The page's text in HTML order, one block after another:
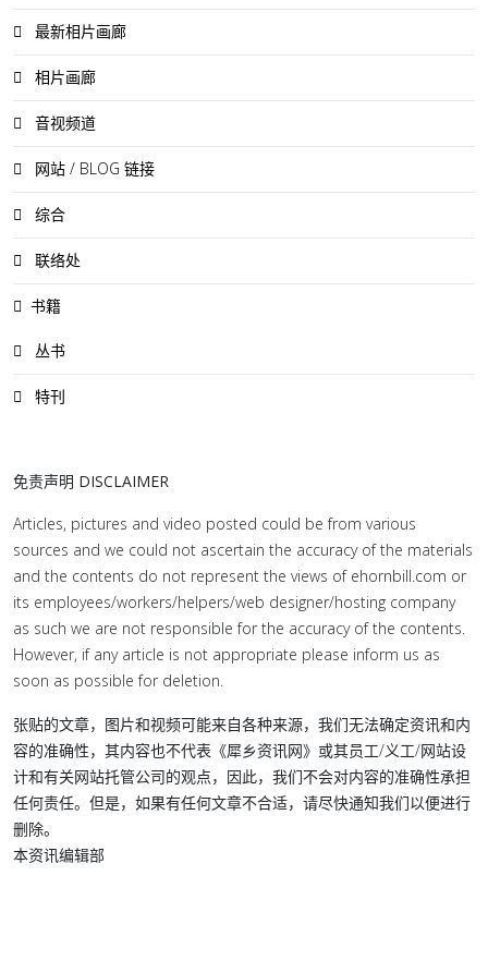
最新相片画廊
相片画廊
音视频道
网站 / BLOG 链接
综合
联络处
书籍
丛书
特刊
免责声明 DISCLAIMER
Articles, pictures and video posted could be from various
sources and we could not ascertain the accuracy of the materials
and the contents do not represent the views of ehornbill.com or
its employees/workers/helpers/web designer/hosting company
as such we are not responsible for the accuracy of the contents.
However, if any article is not appropriate please inform us as
soon as possible for deletion.
张贴的文章，图片和视频可能来自各种来源，我们无法确定资讯和内
容的准确性，其内容也不代表《犀乡资讯网》或其员工/义工/网站设
计和有关网站托管公司的观点，因此，我们不会对内容的准确性承担
任何责任。但是，如果有任何文章不合适，请尽快通知我们以便进行
删除。
本资讯编辑部